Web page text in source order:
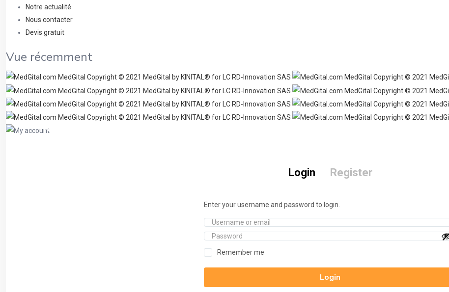
Notre actualité
Nous contacter
Devis gratuit
Vue récemment
My account
Login Register
Enter your username and password to login.
Remember me
Login